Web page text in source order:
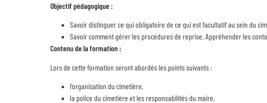
Objectif pédagogique :
Savoir distinguer ce qui obligatoire de ce qui est facultatif au sein du
Savoir comment gérer les procédures de reprise. Appréhender les
Contenu de la formation :
Lors de cette formation seront abordés les points suivants :
l’organisation du cimetière,
la police du cimetière et les responsabilités du maire,